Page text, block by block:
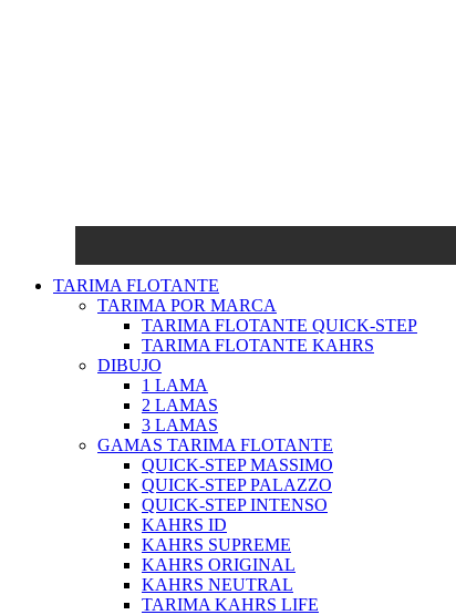
TARIMA FLOTANTE
TARIMA POR MARCA
TARIMA FLOTANTE QUICK-STEP
TARIMA FLOTANTE KAHRS
DIBUJO
1 LAMA
2 LAMAS
3 LAMAS
GAMAS TARIMA FLOTANTE
QUICK-STEP MASSIMO
QUICK-STEP PALAZZO
QUICK-STEP INTENSO
KAHRS ID
KAHRS SUPREME
KAHRS ORIGINAL
KAHRS NEUTRAL
TARIMA KAHRS LIFE